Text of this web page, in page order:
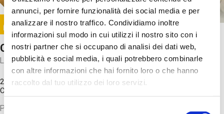
annunci, per fornire funzionalità dei social media e per
analizzare il nostro traffico. Condividiamo inoltre
informazioni sul modo in cui utilizzi il nostro sito con i
nostri partner che si occupano di analisi dei dati web,
pubblicità e social media, i quali potrebbero combinarle
con altre informazioni che hai fornito loro o che hanno
raccolto dal tuo utilizzo dei loro servizi.
Selezione
Image
SUNDAY@STEP
Come funziona il cervello?
Laboratorio
20 Set 2026 / 11:15 - 13:00
Costo
Proveremo a costruire un cervello in cartoncino cercando di